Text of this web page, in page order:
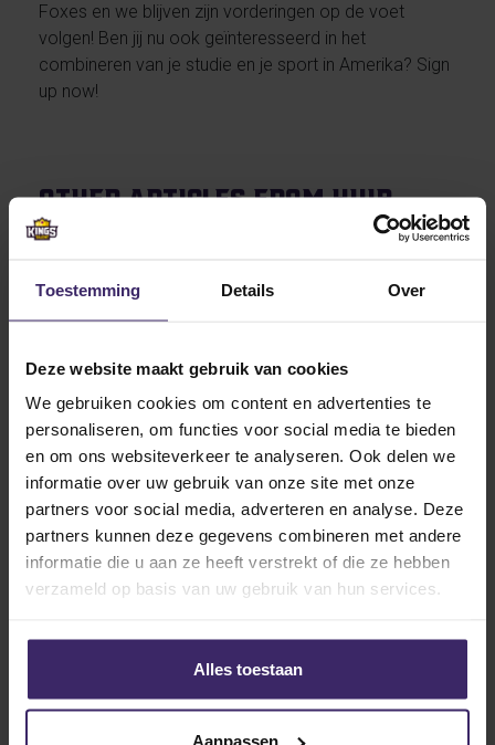
Toestemming Details Over
Deze website maakt gebruik van cookies
We gebruiken cookies om content en advertenties te
personaliseren, om functies voor social media te bieden
en om ons websiteverkeer te analyseren. Ook delen we
informatie over uw gebruik van onze site met onze
partners voor social media, adverteren en analyse. Deze
partners kunnen deze gegevens combineren met andere
informatie die u aan ze heeft verstrekt of die ze hebben
verzameld op basis van uw gebruik van hun services.
Alles toestaan
Aanpassen
Foxes en we blijven zijn vorderingen op de voet
volgen! Ben jij nu ook geïnteresseerd in het
combineren van je studie en je sport in Amerika? Sign
up now!
Other articles from Huib
Achterkamp
Dec
Awards
Meerdere awards voor Huib
Achterkamp!
Oct